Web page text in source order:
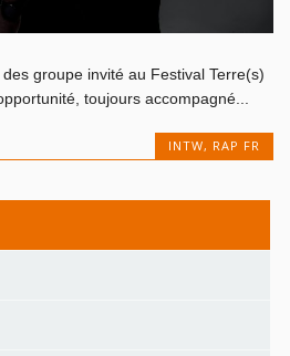
groupe invité au Festival Terre(s)
toujours accompagné...
INTW, RAP FR